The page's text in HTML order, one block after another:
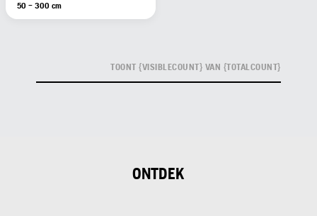
50 – 300 cm
TOONT {VISIBLECOUNT} VAN {TOTALCOUNT}
ONTDEK